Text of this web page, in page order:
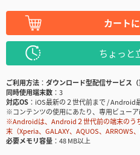
カート
ちょっと
ご利用方法
ダウンロード型配信サービス（
同時使用端末数
3
対応OS
iOS最新の２世代前まで / Android
※コンテンツの使用にあたり、専用ビュー
※Androidは、Android２世代前の端末のう
末（Xperia、GALAXY、AQUOS、
必要メモリ容量
48 MB以上